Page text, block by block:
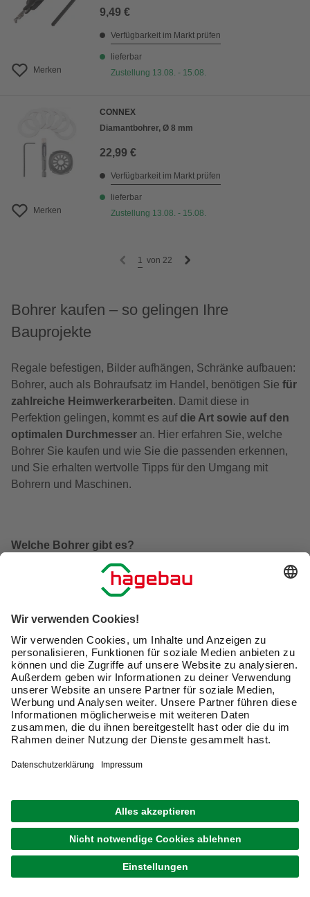
Merken
9,49 €
Verfügbarkeit im Markt prüfen
lieferbar
Zustellung 13.08. - 15.08.
Merken
CONNEX
Diamantbohrer, Ø 8 mm
22,99 €
Verfügbarkeit im Markt prüfen
lieferbar
Zustellung 13.08. - 15.08.
1 von 22
Bohrer kaufen – so gelingen Ihre
Bauprojekte
Regale befestigen, Bilder aufhängen, Schränke aufbauen:
Bohrer, auch als Bohraufsatz im Handel, benötigen Sie für
zahlreiche Heimwerkerarbeiten. Damit diese in
Perfektion gelingen, kommt es auf die Art sowie auf den
optimalen Durchmesser an. Hier erfahren Sie, welche
Bohrer Sie kaufen und wie Sie die passenden erkennen,
und Sie erhalten wertvolle Tipps für den Umgang mit
Bohrern und Maschinen.
Welche Bohrer gibt es?
Die Bohrmaschine kommt für zahlreiche
Handwerksarbeiten zum Einsatz. Mit ihr fertigen Sie
sind häufig auch Metallbohrer gefragt, etwa um zwei Teile
miteinander zu verbinden.Bei Fliesen sind besondere
Vorsicht und spezielle Aufsätze angezeigt , damit sie
nicht bersten.
Für die verschiedenen Untergründe optimal daran
Metallbohrer
Holzbohrer
Stein- und Betonbohrer